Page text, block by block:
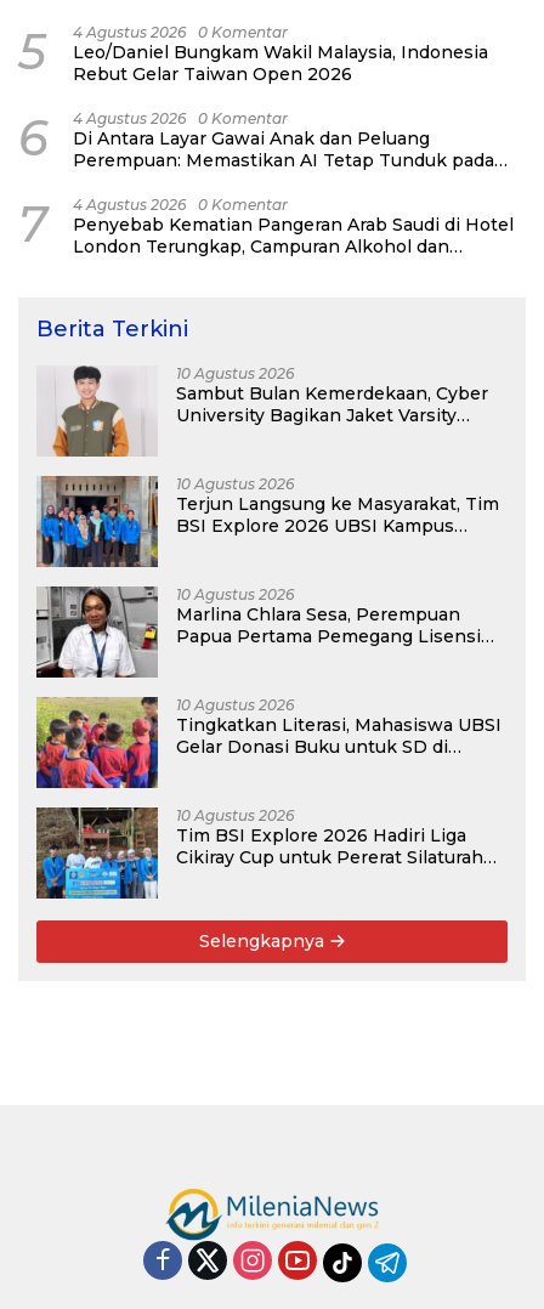
5 4 Agustus 2026 0 Komentar
Leo/Daniel Bungkam Wakil Malaysia, Indonesia
Rebut Gelar Taiwan Open 2026
6 4 Agustus 2026 0 Komentar
Di Antara Layar Gawai Anak dan Peluang
Perempuan: Memastikan AI Tetap Tunduk pada
7 4 Agustus 2026 0 Komentar
Penyebab Kematian Pangeran Arab Saudi di Hotel
London Terungkap, Campuran Alkohol dan
Berita Terkini
10 Agustus 2026
Sambut Bulan Kemerdekaan, Cyber
University Bagikan Jaket Varsity
10 Agustus 2026
Terjun Langsung ke Masyarakat, Tim
BSI Explore 2026 UBSI Kampus
10 Agustus 2026
Marlina Chlara Sesa, Perempuan
Papua Pertama Pemegang Lisensi
10 Agustus 2026
Tingkatkan Literasi, Mahasiswa UBSI
Gelar Donasi Buku untuk SD di
10 Agustus 2026
Tim BSI Explore 2026 Hadiri Liga
Cikiray Cup untuk Pererat Silaturahmi
Selengkapnya